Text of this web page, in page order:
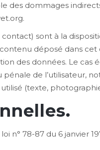
des dommages
sont à la
déposé dans
des données. Le cas
de l’utilisateur,
(texte,
78-87 du 6 janvier